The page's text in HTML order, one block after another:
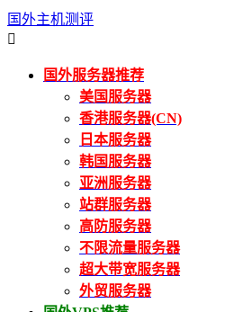
国外主机测评

国外服务器推荐
美国服务器
香港服务器(CN)
日本服务器
韩国服务器
亚洲服务器
站群服务器
高防服务器
不限流量服务器
超大带宽服务器
外贸服务器